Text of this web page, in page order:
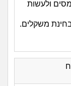
ולעשות
משקלים.